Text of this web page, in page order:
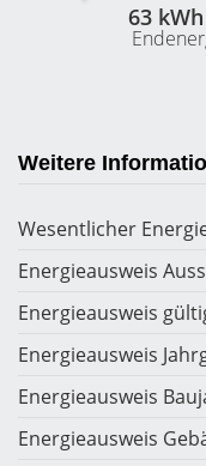
63
Weitere
Wesentlicher
Energieausweis
Energieausweis
Energieausweis
Energieausweis
Energieausweis